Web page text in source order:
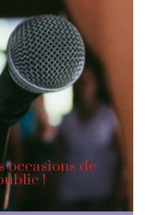
occasions de
!